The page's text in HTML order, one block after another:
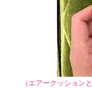
（エアークッション